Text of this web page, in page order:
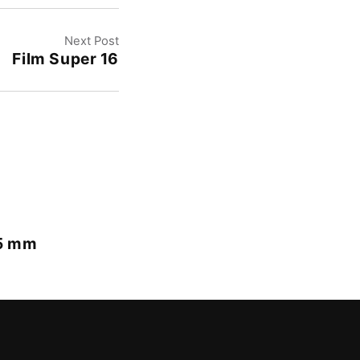
Next Post
Film Super 16
mm